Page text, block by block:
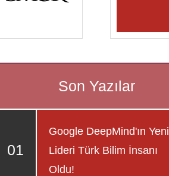
Google DeepMind'ın Yeni
Lideri Türk Bilim İnsanı
Oldu!